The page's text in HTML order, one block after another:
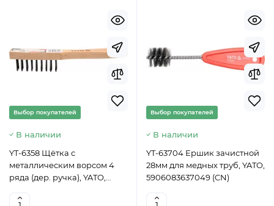
Выбор покупателей
В наличии
YT-6358 Щётка с
металлическим ворсом 4
ряда (дер. ручка), YATO,
Выбор покупателей
В наличии
YT-63704 Ершик зачистной
28мм для медных труб, YATO,
5906083637049 (CN)